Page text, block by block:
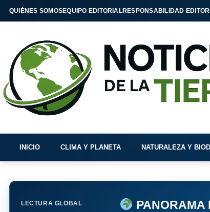
QUIÉNES SOMOSEQUIPO EDITORIALRESPONSABILIDAD
INICIO CLIMA Y PLANETA NATURALEZA Y
LECTURA GLOBAL PANORAMA